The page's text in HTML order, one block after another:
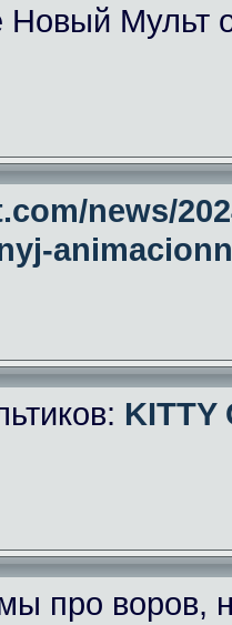
Новый Мульт
news/
KITTY
про воров,